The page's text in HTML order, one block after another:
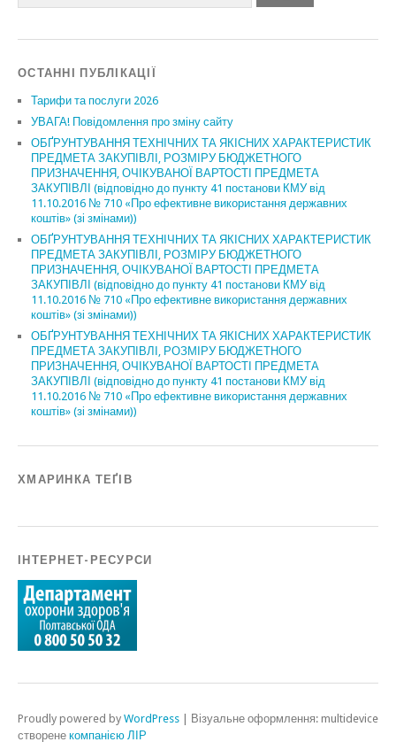
ОСТАННІ ПУБЛІКАЦІЇ
Тарифи та послуги 2026
УВАГА! Повідомлення про зміну сайту
ОБҐРУНТУВАННЯ ТЕХНІЧНИХ ТА ЯКІСНИХ ХАРАКТЕРИСТИК
ПРЕДМЕТА ЗАКУПІВЛІ, РОЗМІРУ БЮДЖЕТНОГО
ПРИЗНАЧЕННЯ, ОЧІКУВАНОЇ ВАРТОСТІ ПРЕДМЕТА
ЗАКУПІВЛІ (відповідно до пункту 41 постанови КМУ від
11.10.2016 № 710 «Про ефективне використання державних
коштів» (зі змінами))
ОБҐРУНТУВАННЯ ТЕХНІЧНИХ ТА ЯКІСНИХ ХАРАКТЕРИСТИК
ПРЕДМЕТА ЗАКУПІВЛІ, РОЗМІРУ БЮДЖЕТНОГО
ПРИЗНАЧЕННЯ, ОЧІКУВАНОЇ ВАРТОСТІ ПРЕДМЕТА
ЗАКУПІВЛІ (відповідно до пункту 41 постанови КМУ від
11.10.2016 № 710 «Про ефективне використання державних
коштів» (зі змінами))
ОБҐРУНТУВАННЯ ТЕХНІЧНИХ ТА ЯКІСНИХ ХАРАКТЕРИСТИК
ПРЕДМЕТА ЗАКУПІВЛІ, РОЗМІРУ БЮДЖЕТНОГО
ПРИЗНАЧЕННЯ, ОЧІКУВАНОЇ ВАРТОСТІ ПРЕДМЕТА
ЗАКУПІВЛІ (відповідно до пункту 41 постанови КМУ від
11.10.2016 № 710 «Про ефективне використання державних
коштів» (зі змінами))
ХМАРИНКА ТЕҐІВ
ІНТЕРНЕТ-РЕСУРСИ
Proudly powered by WordPress | Візуальне оформлення: multidevice
створене компанією ЛІР